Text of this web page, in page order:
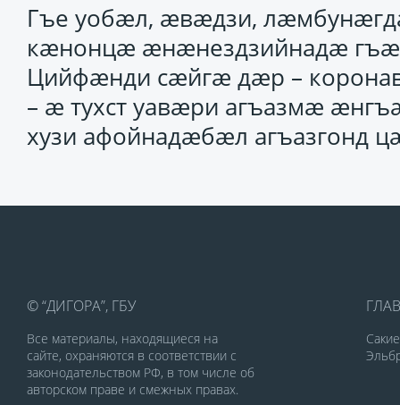
Гъе уобӕл, ӕвӕдзи,
кӕнонцӕ ӕнӕнездзийнадӕ
Цийфӕнди сӕйгӕ дӕр –
– ӕ тухст уавӕри агъазмӕ
хузи афойнадӕбӕл агъазгонд
© “ДИГОРА”, ГБУ
Все материалы, находящиеся на
сайте, охраняются в соответствии с
законодательством РФ, в том числе об
авторском праве и смежных правах.